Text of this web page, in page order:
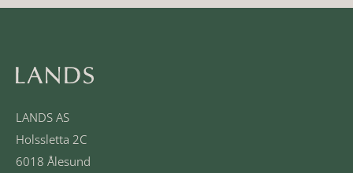
LANDS AS
Holssletta 2C
6018 Ålesund